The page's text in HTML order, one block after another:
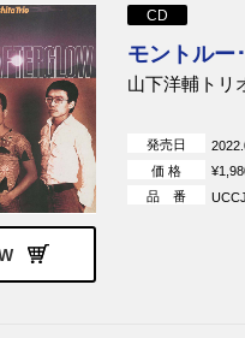
CD
モントルー
山下洋輔トリ
発売日
価 格
品 番